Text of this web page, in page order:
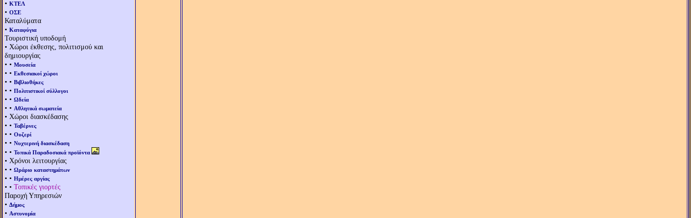
• ΚΤΕΛ
• ΟΣΕ
Καταλύματα
• Καταφύγια
Τουριστική υποδομή
• Χώροι έκθεσης, πολιτισμού και
δημιουργίας
• • Μουσεία
• • Εκθεσιακοί χώροι
• • Βιβλιοθήκες
• • Πολιτιστικοί σύλλογοι
• • Ωδεία
• • Αθλητικά σωματεία
• Χώροι διασκέδασης
• • Ταβέρνες
• • Ουζερί
• • Νυχτερινή διασκέδαση
• • Τοπικά Παραδοσιακά προϊόντα
• Χρόνοι λειτουργίας
• • Ωράριο καταστημάτων
• • Ημέρες αργίας
• • Τοπικές γιορτές
Παροχή Υπηρεσιών
• Δήμος
• Αστυνομία